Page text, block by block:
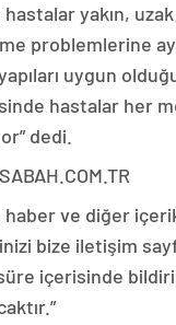
yakın,
problemlerine
uygun
hastalar her
dedi.
haber ve diğer
bize iletişim
içerisinde